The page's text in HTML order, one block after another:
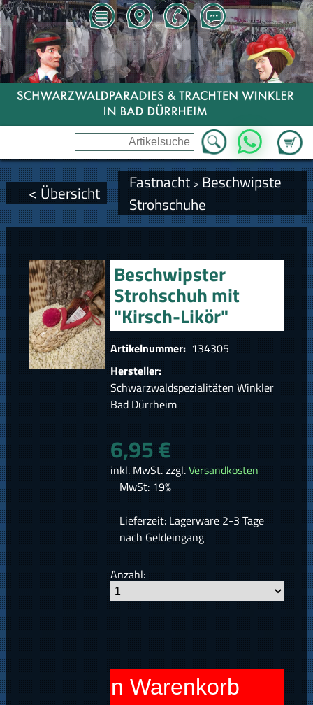
Zum
WhatsApp
< Übersicht Fastnacht> Beschwipste
Strohschuhe
Beschwipster
Strohschuh mit
"Kirsch-Likör"
Artikelnummer: 134305
Hersteller:
Schwarzwaldspezialitäten Winkler
Bad Dürrheim
6,95 €
inkl. MwSt. zzgl.Versandkosten
MwSt: 19%
Lieferzeit: Lagerware 2-3 Tage
nach Geldeingang
Anzahl:
In den Warenkorb